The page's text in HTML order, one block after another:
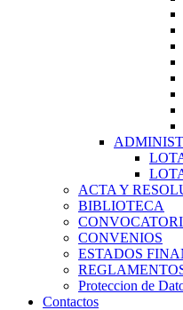
ACTA Y
BIBLIOTECA
CONVENIOS
ESTADOS
Proteccion de
Contactos